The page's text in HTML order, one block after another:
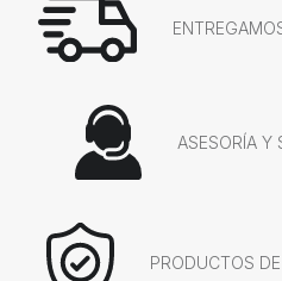
ASESORÍA Y
PRODUCTOS